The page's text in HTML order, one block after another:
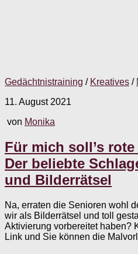
Gedächtnistraining / Kreatives /
11. August 2021
von Monika
Für mich soll’s
Der beliebte
und Bilderrätsel
Na, erraten die Senioren wohl
wir als Bilderrätsel und toll
Aktivierung vorbereitet haben?
Link und Sie können die